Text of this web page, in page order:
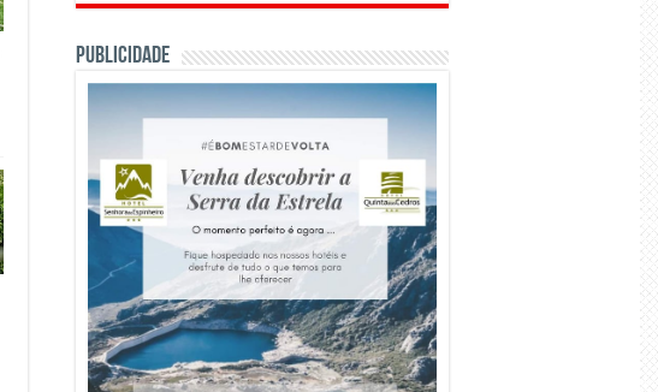
PUBLICIDADE